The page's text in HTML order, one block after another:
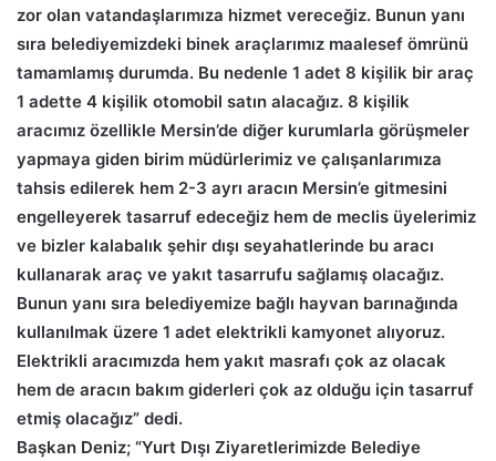
zor olan vatandaşlarımıza hizmet vereceğiz. Bunun yanı
sıra belediyemizdeki binek araçlarımız maalesef ömrünü
tamamlamış durumda. Bu nedenle 1 adet 8 kişilik bir araç
1 adette 4 kişilik otomobil satın alacağız. 8 kişilik
aracımız özellikle Mersin’de diğer kurumlarla görüşmeler
yapmaya giden birim müdürlerimiz ve çalışanlarımıza
tahsis edilerek hem 2-3 ayrı aracın Mersin’e gitmesini
engelleyerek tasarruf edeceğiz hem de meclis üyelerimiz
ve bizler kalabalık şehir dışı seyahatlerinde bu aracı
kullanarak araç ve yakıt tasarrufu sağlamış olacağız.
Bunun yanı sıra belediyemize bağlı hayvan barınağında
kullanılmak üzere 1 adet elektrikli kamyonet alıyoruz.
Elektrikli aracımızda hem yakıt masrafı çok az olacak
hem de aracın bakım giderleri çok az olduğu için tasarruf
etmiş olacağız” dedi.
Başkan Deniz; “Yurt Dışı Ziyaretlerimizde Belediye